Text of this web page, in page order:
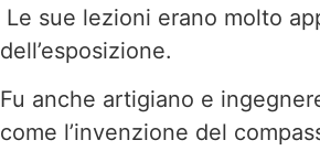
Le sue lezioni erano molto
dell’esposizione.
Fu anche artigiano e
come l’invenzione del